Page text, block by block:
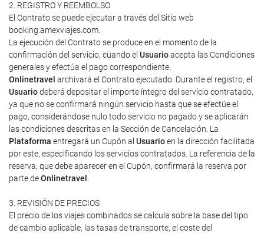
2. REGISTRO Y REEMBOLSO
El Contrato se puede ejecutar a través del Sitio web
booking.amexviajes.com.
La ejecución del Contrato se produce en el momento de la
confirmación del servicio, cuando el Usuarioacepta las Condiciones
generales y efectúa el pago correspondiente.
Onlinetravel archivará el Contrato ejecutado. Durante el registro, el
Usuariodeberá depositar el importe íntegro del servicio contratado,
ya que no se confirmará ningún servicio hasta que se efectúe el
pago, considerándose nulo todo servicio no pagado y se aplicarán
las condiciones descritas en la Sección de Cancelación. La
Plataforma entregará un Cupón al Usuarioen la dirección facilitada
por este, especificando los servicios contratados. La referencia de la
reserva, que debe aparecer en el Cupón, confirmará la reserva por
parte deOnlinetravel
3. REVISIÓN DE PRECIOS
El precio de los viajes combinados se calcula sobre la base del tipo
de cambio aplicable, las tasas de transporte, el coste del